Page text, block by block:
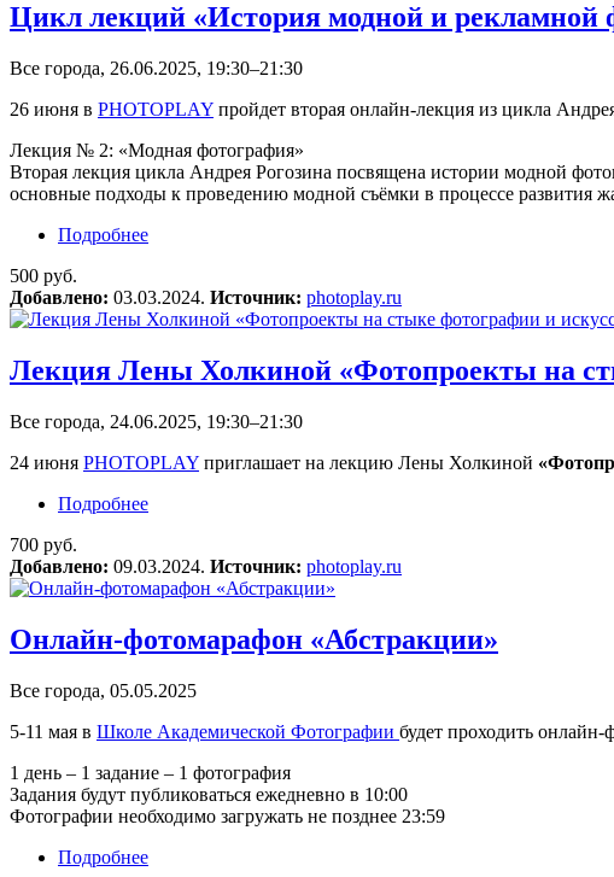
Цикл лекций «История модной и
Все города, 26.06.2025, 19:30–21:30
26 июня в PHOTOPLAY пройдет вторая онлайн-лекция из цикла
Лекция № 2: «Модная фотография»
Вторая лекция цикла Андрея Рогозина посвящена истории модной
основные подходы к проведению модной съёмки в процессе развития
Подробнее
500 руб.
Добавлено: 03.03.2024. Источник: photoplay.ru
Лекция Лены Холкиной «Фотопроекты на
Все города, 24.06.2025, 19:30–21:30
24 июня PHOTOPLAY приглашает на лекцию Лены Холкиной
Подробнее
700 руб.
Добавлено: 09.03.2024. Источник: photoplay.ru
Онлайн-фотомарафон «Абстракции»
Все города, 05.05.2025
5-11 мая в Школе Академической Фотографии будет проходить онлайн-
1 день – 1 задание – 1 фотография
Задания будут публиковаться ежедневно в 10:00
Фотографии необходимо загружать не позднее 23:59
Подробнее